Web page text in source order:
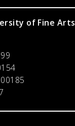
of Fine Arts